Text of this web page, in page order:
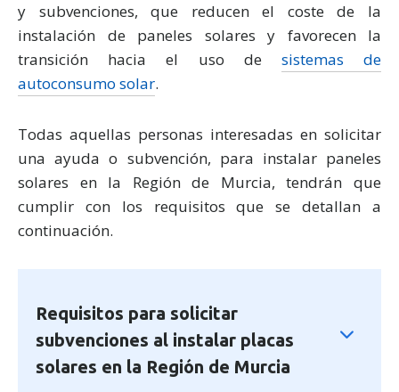
y subvenciones, que reducen el coste de la
instalación de paneles solares y favorecen la
transición hacia el uso de sistemas de
autoconsumo solar.
Todas aquellas personas interesadas en solicitar
una ayuda o subvención, para instalar paneles
solares en la Región de Murcia, tendrán que
cumplir con los requisitos que se detallan a
continuación.
Requisitos para solicitar
subvenciones al instalar placas
solares en la Región de Murcia